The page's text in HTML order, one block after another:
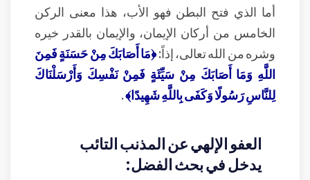
أما الذي فتح البطن فهو الأب، هذا معنى الركن
الخامس من أركان الإيمان، والإيمان بالقدر خيره
وشره من الله تعالى، إذاً:﴿مَا أَصَابَكَ مِنْ حَسَنَةٍ فَمِنَ
اللَّهِ وَمَا أَصَابَكَ مِنْ سَيِّئَةٍ فَمِنْ نَفْسِكَ وَأَرْسَلْنَاكَ
لِلنَّاسِ رَسُولًا وَكَفَى بِاللَّهِ شَهِيدًا﴾.
العفو الإلهي عن المذنب التائب
يدخل في بحث الفضل: